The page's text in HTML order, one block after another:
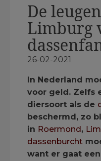
De
Limburg
26-02-2021
In Nederland
voor geld. Zelfs
diersoort als de
beschermd, zo
in Roermond,
dassenburcht
want er gaat